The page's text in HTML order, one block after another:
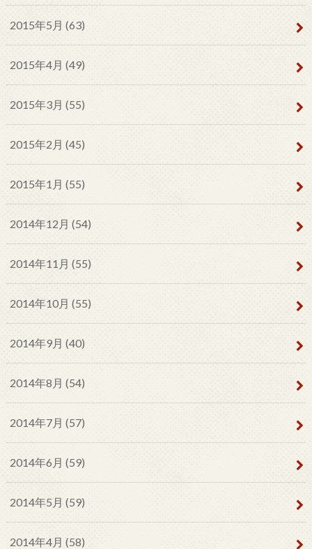
2015年5月 (63)
2015年4月 (49)
2015年3月 (55)
2015年2月 (45)
2015年1月 (55)
2014年12月 (54)
2014年11月 (55)
2014年10月 (55)
2014年9月 (40)
2014年8月 (54)
2014年7月 (57)
2014年6月 (59)
2014年5月 (59)
2014年4月 (58)